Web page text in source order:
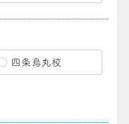
四条烏丸校